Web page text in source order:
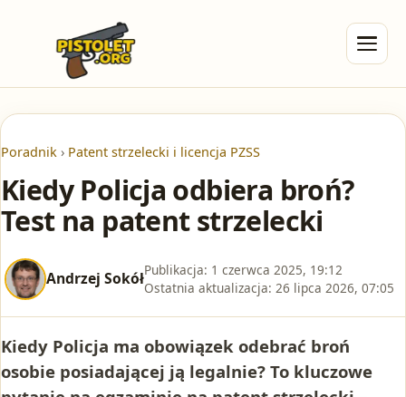
Poradnik › Patent strzelecki i licencja PZSS
Kiedy Policja odbiera broń?
Test na patent strzelecki
Andrzej SokółPublikacja: 1 czerwca 2025, 19:12
Ostatnia aktualizacja: 26 lipca 2026, 07:05
Kiedy Policja ma obowiązek odebrać broń
osobie posiadającej ją legalnie? To kluczowe